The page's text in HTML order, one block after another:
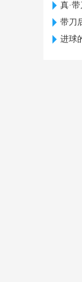
真·
带刀
进球